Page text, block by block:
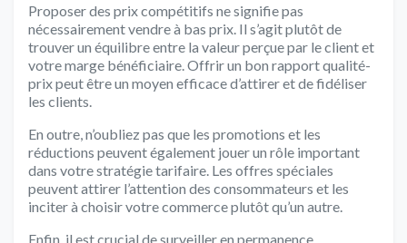
Proposer des prix compétitifs ne signifie pas
nécessairement vendre à bas prix. Il s’agit plutôt de
trouver un équilibre entre la valeur perçue par le client et
votre marge bénéficiaire. Offrir un bon rapport qualité-
prix peut être un moyen efficace d’attirer et de fidéliser
les clients.
En outre, n’oubliez pas que les promotions et les
réductions peuvent également jouer un rôle important
dans votre stratégie tarifaire. Les offres spéciales
peuvent attirer l’attention des consommateurs et les
inciter à choisir votre commerce plutôt qu’un autre.
Enfin, il est crucial de surveiller en permanence